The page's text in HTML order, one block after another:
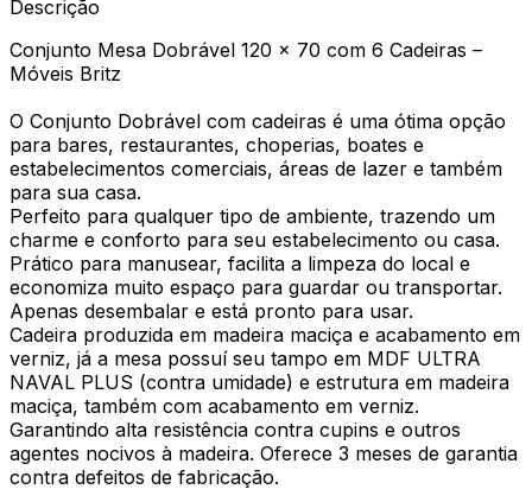
Descrição
Conjunto Mesa Dobrável 120 x 70 com 6 Cadeiras –
Móveis Britz
O Conjunto Dobrável com cadeiras é uma ótima opção
para bares, restaurantes, choperias, boates e
estabelecimentos comerciais, áreas de lazer e também
para sua casa.
Perfeito para qualquer tipo de ambiente, trazendo um
charme e conforto para seu estabelecimento ou casa.
Prático para manusear, facilita a limpeza do local e
economiza muito espaço para guardar ou transportar.
Apenas desembalar e está pronto para usar.
Cadeira produzida em madeira maciça e acabamento em
verniz, já a mesa possuí seu tampo em MDF ULTRA
NAVAL PLUS (contra umidade) e estrutura em madeira
maciça, também com acabamento em verniz.
Garantindo alta resistência contra cupins e outros
agentes nocivos à madeira. Oferece 3 meses de garantia
contra defeitos de fabricação.